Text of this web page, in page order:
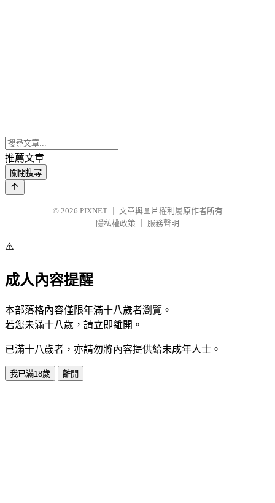
推薦文章
關閉搜尋
© 2026 PIXNET
文章與圖片權利屬原作者所有
隱私權政策
服務聲明
⚠️
成人內容提醒
本部落格內容僅限年滿十八歲者瀏覽。
若您未滿十八歲，請立即離開。
已滿十八歲者，亦請勿將內容提供給未成年人士。
我已滿18歲 離開